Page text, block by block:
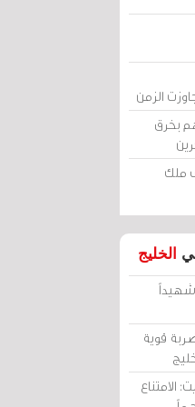
الزمن
بخرق
ملك
الخليج
قوية
الامتناع